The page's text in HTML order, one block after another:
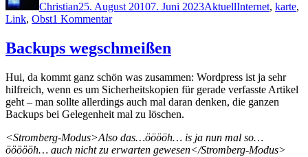
Christian25. August 20107. Juni 2023AktuellInternet, karte,
Link, Obst1 Kommentarzu
Backups wegschmeißen
Hui, da kommt ganz schön was zusammen: Wordpress ist ja sehr
hilfreich, wenn es um Sicherheitskopien für gerade verfasste Artikel
geht – man sollte allerdings auch mal daran denken, die ganzen
Backups bei Gelegenheit mal zu löschen.
<Stromberg-Modus>Also das…ööööh… is ja nun mal so…
öööööh… auch nicht zu erwarten gewesen</Stromberg-Modus>